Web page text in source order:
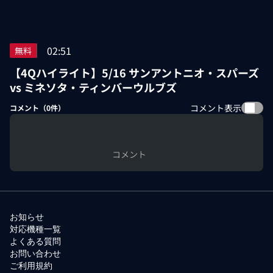
無料 02:51
【4Qハイライト】5/16 サンアントニオ・スパーズ
vs ミネソタ・ティンバーウルブズ
コメント（0件） コメント表示
コメント
お知らせ
対応機種一覧
よくある質問
お問い合わせ
ご利用規約